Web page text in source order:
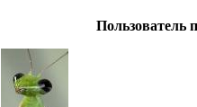
Пользователь